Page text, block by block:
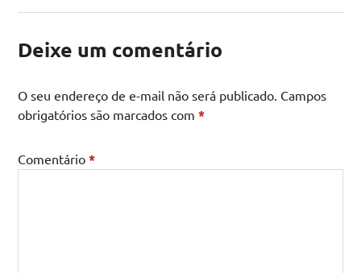
Deixe um comentário
O seu endereço de e-mail não será publicado. Campos
obrigatórios são marcados com*
Comentário*